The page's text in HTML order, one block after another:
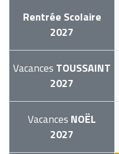
Rentrée Scolaire
2027
Vacances TOUSSAINT
2027
Vacances NOËL
2027